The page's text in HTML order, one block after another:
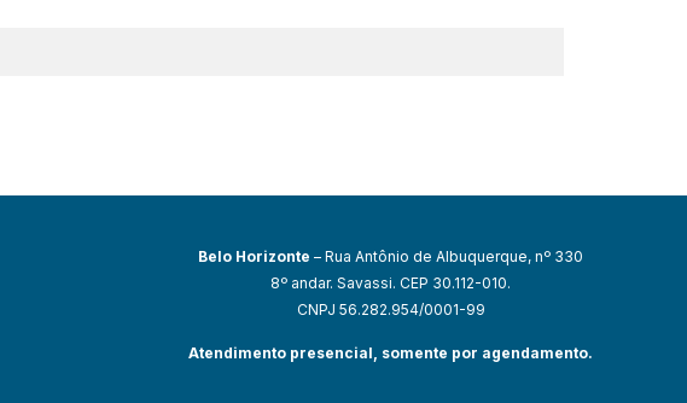
Belo Horizonte – Rua Antônio de Albuquerque, nº 330
8º andar. Savassi. CEP 30.112-010.
CNPJ 56.282.954/0001-99
Atendimento presencial, somente por agendamento.